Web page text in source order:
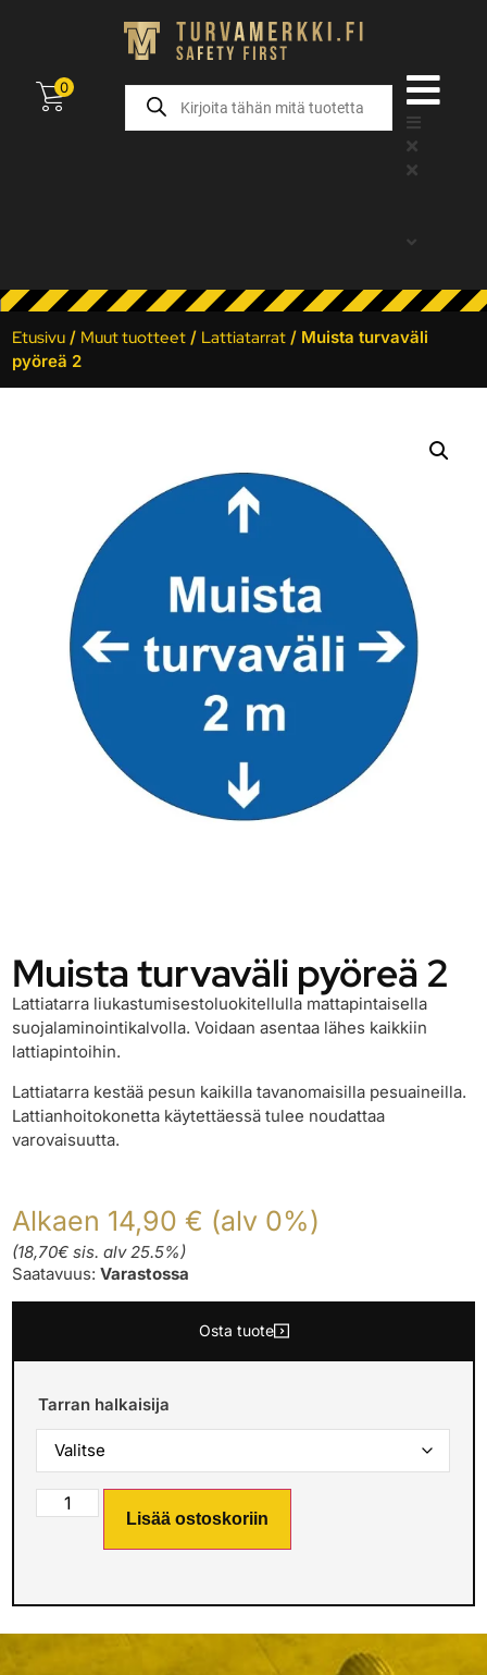
0
Etusivu / Muut tuotteet / Lattiatarrat / Muista turvaväli
pyöreä 2
Muista turvaväli pyöreä 2
Lattiatarra liukastumisestoluokitellulla mattapintaisella
suojalaminointikalvolla. Voidaan asentaa lähes kaikkiin
lattiapintoihin.
Lattiatarra kestää pesun kaikilla tavanomaisilla pesuaineilla.
Lattianhoitokonetta käytettäessä tulee noudattaa
varovaisuutta.
Alkaen 14,90 € (alv 0%)
(18,70€ sis. alv 25.5%)
Saatavuus:Varastossa
Osta tuote
Tarran halkaisija
Lisää ostoskoriin